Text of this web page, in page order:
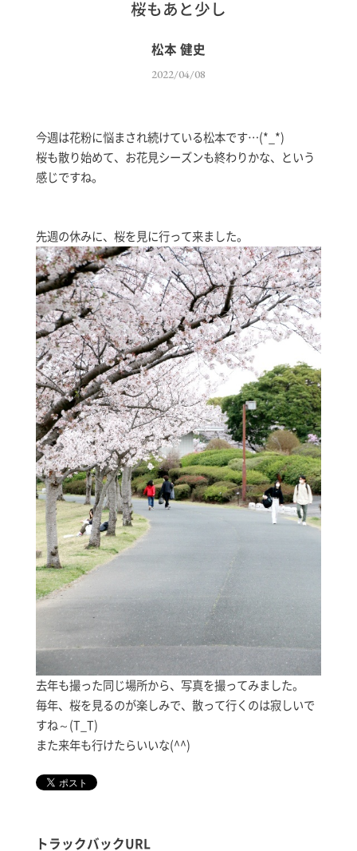
桜もあと少し
松本 健史
2022/04/08
今週は花粉に悩まされ続けている松本です…(*_*)
桜も散り始めて、お花見シーズンも終わりかな、という
感じですね。
先週の休みに、桜を見に行って来ました。
去年も撮った同じ場所から、写真を撮ってみました。
毎年、桜を見るのが楽しみで、散って行くのは寂しいで
すね～(T_T)
また来年も行けたらいいな(^^)
トラックバックURL